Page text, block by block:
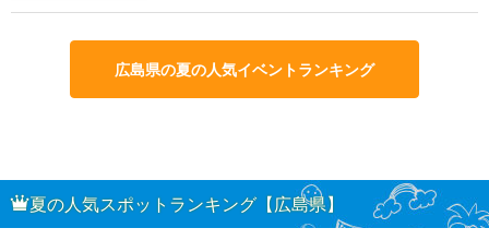
広島県の夏の人気イベントランキング
夏の人気スポットランキング【広島県】